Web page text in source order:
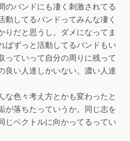
のバンドにも凄く刺激されてる
動してるバンドってみんな凄く
りだと思うし。ダメになってま
ばずっと活動してるバンドもい
っていって自分の周りに残って
良い人達しかいない。濃い人達
な色々考え方とかも変わったと
が落ちたっていうか。同じ志を
じベクトルに向かってるってい